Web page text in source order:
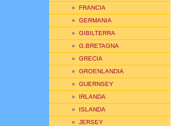
» FRANCIA
» GERMANIA
» GIBILTERRA
» G.BRETAGNA
» GRECIA
» GROENLANDIA
» GUERNSEY
» IRLANDA
» ISLANDA
» JERSEY